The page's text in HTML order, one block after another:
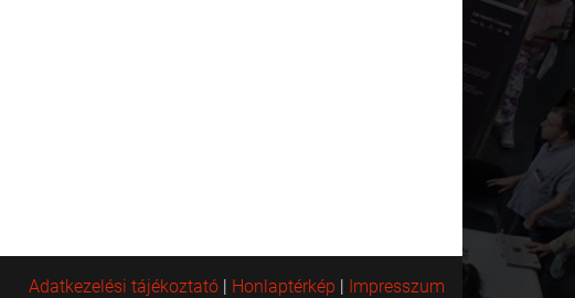
Adatkezelési tájékoztató | Honlaptérkép | Impresszum